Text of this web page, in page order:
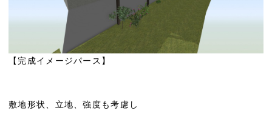
【完成イメージパース】
敷地形状、立地、強度も考慮し